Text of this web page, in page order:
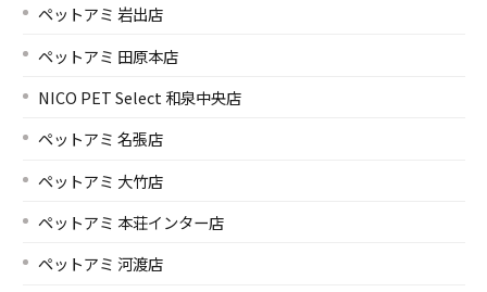
ペットアミ 岩出店
ペットアミ 田原本店
NICO PET Select 和泉中央店
ペットアミ 名張店
ペットアミ 大竹店
ペットアミ 本荘インター店
ペットアミ 河渡店